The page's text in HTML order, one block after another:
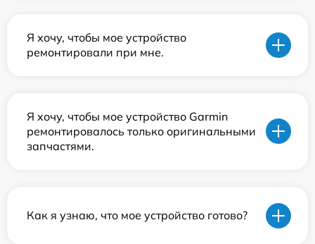
Я хочу, чтобы мое устройство
ремонтировали при мне.
Я хочу, чтобы мое устройство Garmin
ремонтировалось только оригинальными
запчастями.
Как я узнаю, что мое устройство готово?